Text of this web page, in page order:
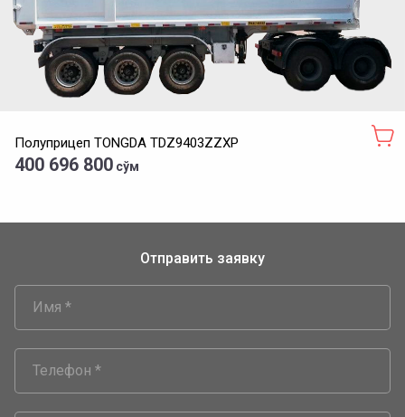
Полуприцеп TONGDA TDZ9403ZZXP
400 696 800 сўм
Отправить заявку